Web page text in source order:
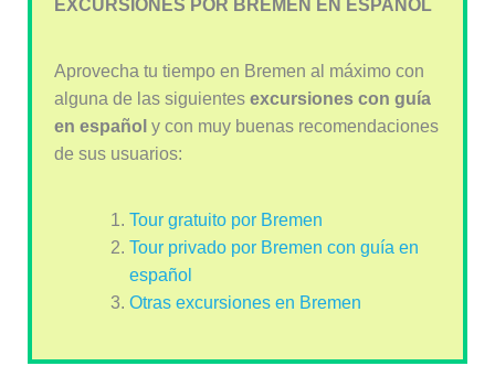
EXCURSIONES POR BREMEN EN ESPAÑOL
Aprovecha tu tiempo en Bremen al máximo con
alguna de las siguientes excursiones con guía
en español y con muy buenas recomendaciones
de sus usuarios:
Tour gratuito por Bremen
Tour privado por Bremen con guía en
español
Otras excursiones en Bremen